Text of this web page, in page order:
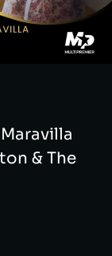
& The